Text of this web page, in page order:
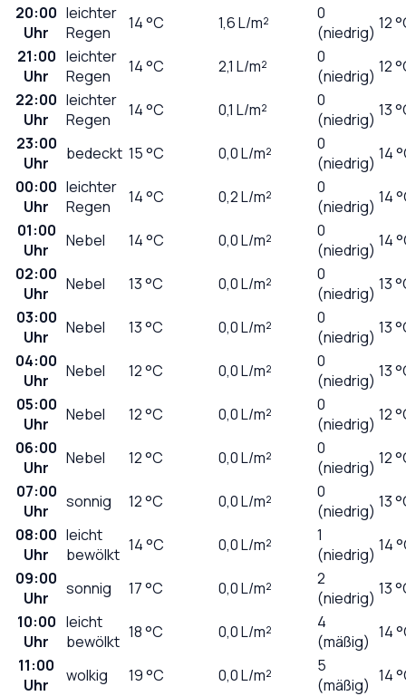
20:00
Uhr
leichter
Regen
14°C 1,6L/m²
0
(niedrig) 12
21:00
Uhr
leichter
Regen
14°C 2,1 L/m²
0
(niedrig) 12
22:00
Uhr
leichter
Regen
14°C 0,1 L/m²
0
(niedrig) 13
23:00
Uhr
bedeckt 15°C 0,0L/m²
0
(niedrig) 14
00:00
Uhr
leichter
Regen
14°C 0,2L/m²
0
(niedrig) 14
01:00
Uhr
Nebel 14°C 0,0L/m²
0
(niedrig) 14
02:00
Uhr
Nebel 13°C 0,0L/m²
0
(niedrig) 13
03:00
Uhr
Nebel 13°C 0,0L/m²
0
(niedrig) 13
04:00
Uhr
Nebel 12°C 0,0L/m²
0
(niedrig) 13
05:00
Uhr
Nebel 12°C 0,0L/m²
0
(niedrig) 12
06:00
Uhr
Nebel 12°C 0,0L/m²
0
(niedrig) 12
07:00
Uhr
sonnig 12°C 0,0L/m²
0
(niedrig) 13
08:00
Uhr
leicht
bewölkt 14°C 0,0L/m²
1
(niedrig) 14
09:00
Uhr
sonnig 17°C 0,0L/m²
2
(niedrig) 13
10:00
Uhr
leicht
bewölkt 18°C 0,0L/m²
4
(mäßig) 14
11:00
Uhr
wolkig 19°C 0,0L/m²
5
(mäßig) 14